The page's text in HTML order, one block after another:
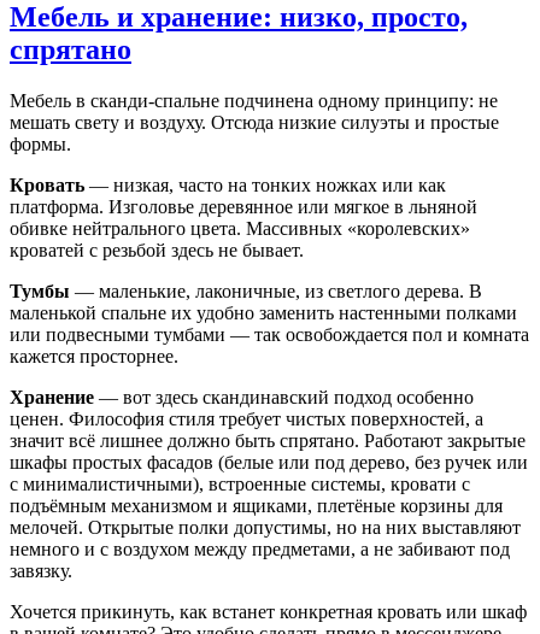
Мебель и хранение: низко, просто,
спрятано
Мебель в сканди-спальне подчинена одному принципу: не
мешать свету и воздуху. Отсюда низкие силуэты и простые
формы.
Кровать — низкая, часто на тонких ножках или как
платформа. Изголовье деревянное или мягкое в льняной
обивке нейтрального цвета. Массивных «королевских»
кроватей с резьбой здесь не бывает.
Тумбы — маленькие, лаконичные, из светлого дерева. В
маленькой спальне их удобно заменить настенными полками
или подвесными тумбами — так освобождается пол и комната
кажется просторнее.
Хранение — вот здесь скандинавский подход особенно
ценен. Философия стиля требует чистых поверхностей, а
значит всё лишнее должно быть спрятано. Работают закрытые
шкафы простых фасадов (белые или под дерево, без ручек или
с минималистичными), встроенные системы, кровати с
подъёмным механизмом и ящиками, плетёные корзины для
мелочей. Открытые полки допустимы, но на них выставляют
немного и с воздухом между предметами, а не забивают под
завязку.
Хочется прикинуть, как встанет конкретная кровать или шкаф